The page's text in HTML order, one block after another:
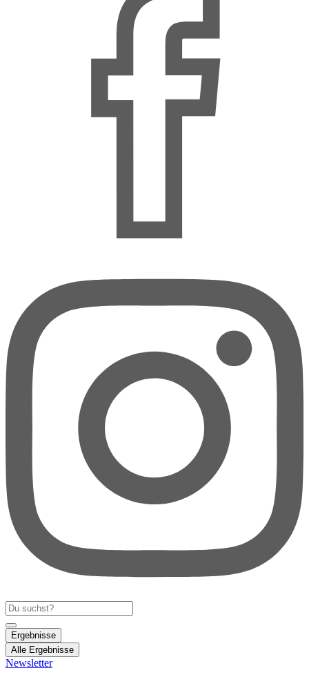
Search
...
Ergebnisse
Alle Ergebnisse
Newsletter